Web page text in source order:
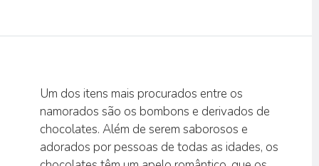
Um dos itens mais procurados entre os
namorados são os bombons e derivados de
chocolates. Além de serem saborosos e
adorados por pessoas de todas as idades, os